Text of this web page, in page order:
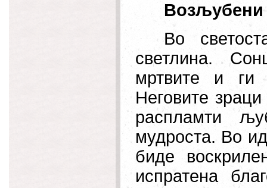
Возљубени
Во
светлина.
мртвите и ги
Неговите
распламти
мудроста. Во
биде
испратена